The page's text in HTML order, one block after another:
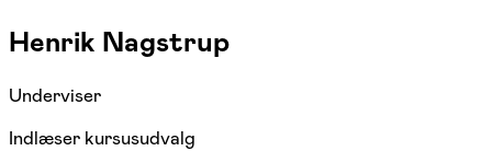
Henrik Nagstrup
Underviser
Indlæser kursusudvalg